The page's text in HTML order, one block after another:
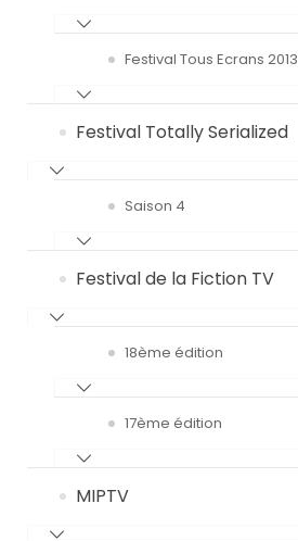
Festival Tous Ecrans 2013
Festival Totally Serialized
Saison 4
Festival de la Fiction TV
18ème édition
17ème édition
MIPTV